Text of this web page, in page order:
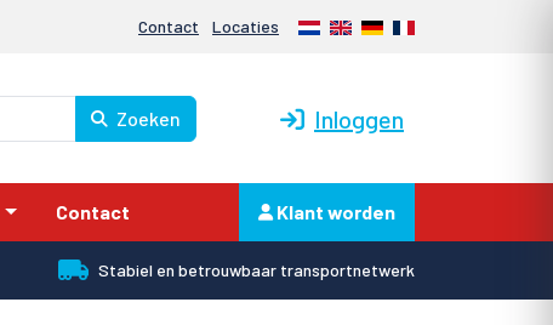
Contact Locaties Nederlands
EnglishDeutschFrançais
Zoeken Inloggen
Contact Klant worden
Stabiel en betrouwbaar transportnetwerk